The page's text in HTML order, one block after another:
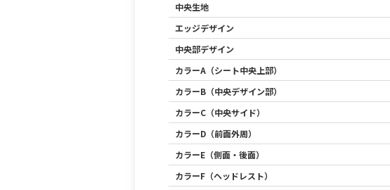
中央生地
エッジデザイン
中央部デザイン
カラーA（シート中央上部）
カラーB（中央デザイン部）
カラーC（中央サイド）
カラーD（前面外周）
カラーE（側面・後面）
カラーF（ヘッドレスト）